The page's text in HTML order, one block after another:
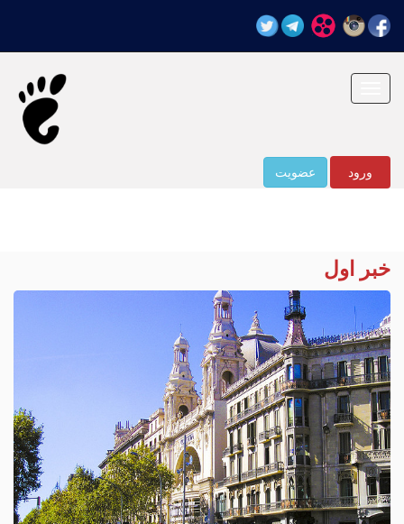
ورود عضویت
خبر اول